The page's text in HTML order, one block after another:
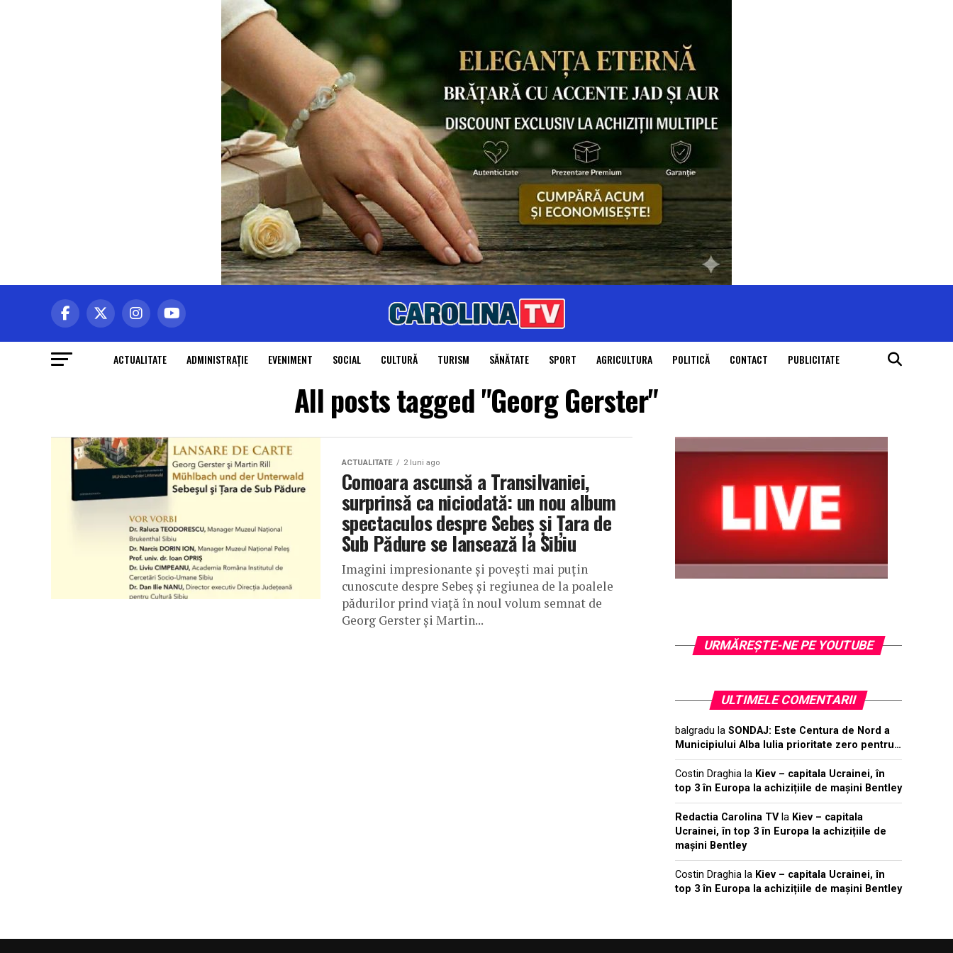
ACTUALITATE ADMINISTRAŢIE EVENIMENT SOCIAL CULTURĂ TURISM SĂNĂTATE SPORT AGRICULTURA POLITICĂ CONTACT PUBLICITATE
All posts tagged "Georg Gerster"
ACTUALITATE 2 luni ago
Comoara ascunsă a Transilvaniei,
surprinsă ca niciodată: un nou album
spectaculos despre Sebeș și Țara de
Sub Pădure se lansează la Sibiu
Imagini impresionante și povești mai puțin
cunoscute despre Sebeș și regiunea de la poalele
pădurilor prind viață în noul volum semnat de
Georg Gerster și Martin...
URMĂREŞTE-NE PE YOUTUBE
ULTIMELE COMENTARII
balgradu la SONDAJ: Este Centura de Nord a
Municipiului Alba Iulia prioritate zero pentru…
Costin Draghia la Kiev – capitala Ucrainei, în
top 3 în Europa la achizițiile de mașini Bentley
Redactia Carolina TVla Kiev – capitala
Ucrainei, în top 3 în Europa la achizițiile de
mașini Bentley
Costin Draghia la Kiev – capitala Ucrainei, în
top 3 în Europa la achizițiile de mașini Bentley